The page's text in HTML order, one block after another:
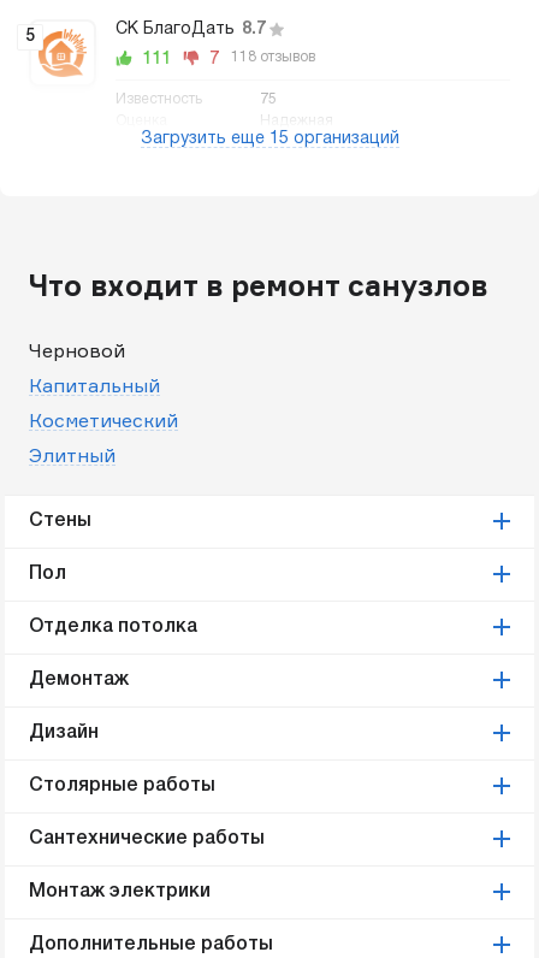
5 СК БлагоДать 8.7
75
Надежная
111 7 118 отзывов
Загрузить еще 15 организаций
Что входит в ремонт санузлов
Черновой
Капитальный
Косметический
Элитный
Стены
Пол
Отделка потолка
Демонтаж
Дизайн
Столярные работы
Сантехнические работы
Монтаж электрики
Дополнительные работы